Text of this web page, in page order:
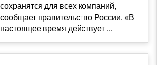
сохранятся для всех компаний,
сообщает правительство России. «В
настоящее время действует ...